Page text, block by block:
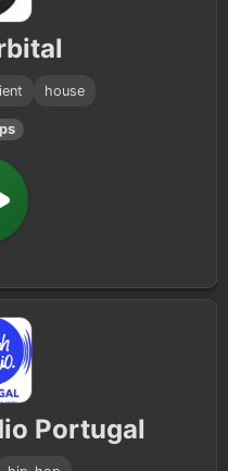
house
Portugal